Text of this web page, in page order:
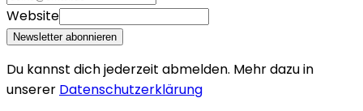
Website
Newsletter abonnieren
Du kannst dich jederzeit abmelden. Mehr dazu in
unserer Datenschutzerklärung